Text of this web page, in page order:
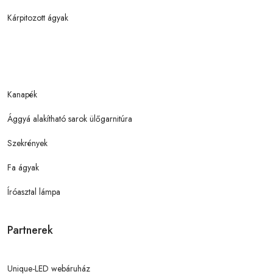
Kárpitozott ágyak
Kanapék
Ággyá alakítható sarok ülőgarnitúra
Szekrények
Fa ágyak
Íróasztal lámpa
Partnerek
Unique-LED webáruház